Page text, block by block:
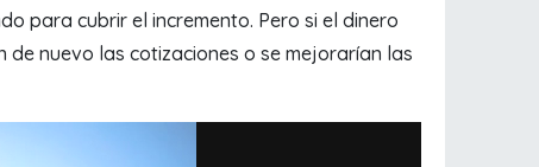
para cubrir el incremento. Pero si el dinero
nuevo las cotizaciones o se mejorarían las